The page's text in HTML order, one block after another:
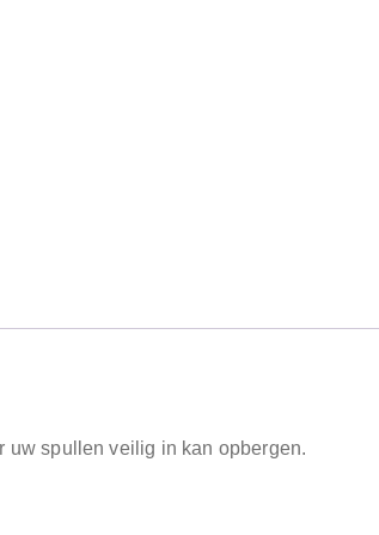
uw spullen veilig in kan opbergen.